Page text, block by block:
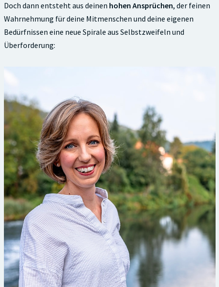
Doch dann entsteht aus deinen hohen Ansprüchen, der feinen
Wahrnehmung für deine Mitmenschen und deine eigenen
Bedürfnissen eine neue Spirale aus Selbstzweifeln und
Überforderung: